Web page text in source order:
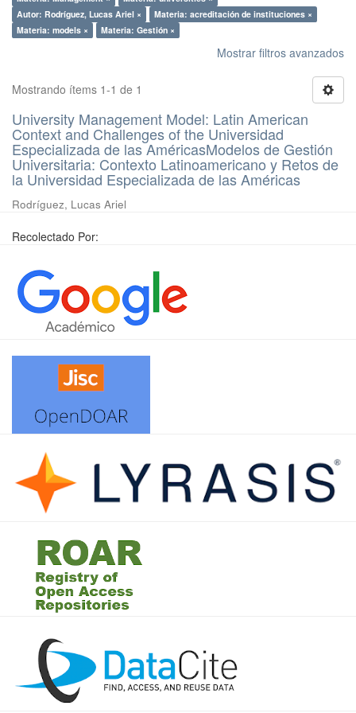
Autor: Rodríguez, Lucas Ariel ×
Materia: acreditación de instituciones ×
Materia: models ×
Materia: Gestión ×
Mostrar filtros avanzados
Mostrando ítems 1-1 de 1
University Management Model: Latin American
Context and Challenges of the Universidad
Especializada de las AméricasModelos de Gestión
Universitaria: Contexto Latinoamericano y Retos de
la Universidad Especializada de las Américas
Rodríguez, Lucas Ariel
Recolectado Por: